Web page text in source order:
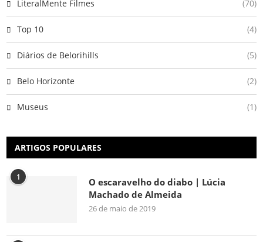
LiteralMente Filmes (70)
Top 10 (4)
Diários de Belorihills (5)
Belo Horizonte (2)
Museus (1)
ARTIGOS POPULARES
1
O escaravelho do diabo | Lúcia
Machado de Almeida
26 de maio de 2019